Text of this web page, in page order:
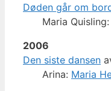
Døden går om
Maria Quisling:
2006
Den siste dansen
Arina: Maria